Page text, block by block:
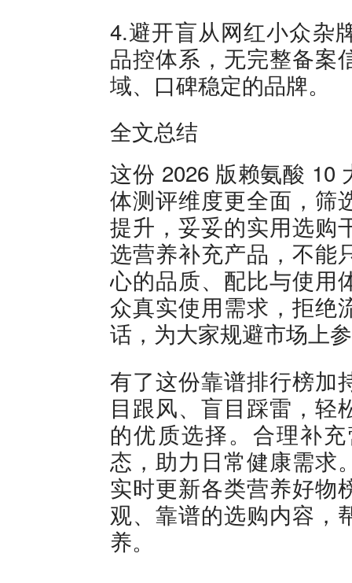
4.避开盲从网红小众杂
品控体系，无完整备案
域、口碑稳定的品牌。
全文总结
这份 2026 版赖氨酸 10
体测评维度更全面，筛
提升，妥妥的实用选购
选营养补充产品，不能
心的品质、配比与使用
众真实使用需求，拒绝
话，为大家规避市场上
有了这份靠谱排行榜加
目跟风、盲目踩雷，轻
的优质选择。合理补
态，助力日常健康需求
实时更新各类营养好物
观、靠谱的选购内容，
养。